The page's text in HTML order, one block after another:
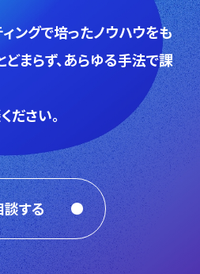
ングで培ったノウハウをも
まらず、あらゆる手法で課
ださい。
談する